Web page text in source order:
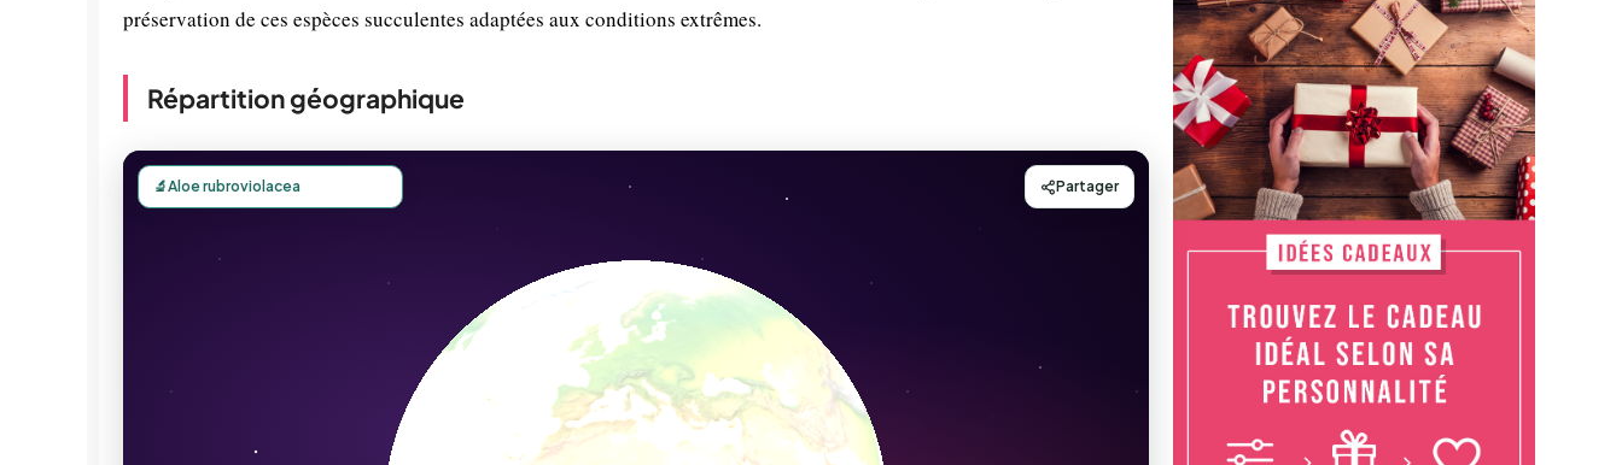
préservation de ces espèces succulentes adaptées aux conditions extrêmes.
Répartition géographique